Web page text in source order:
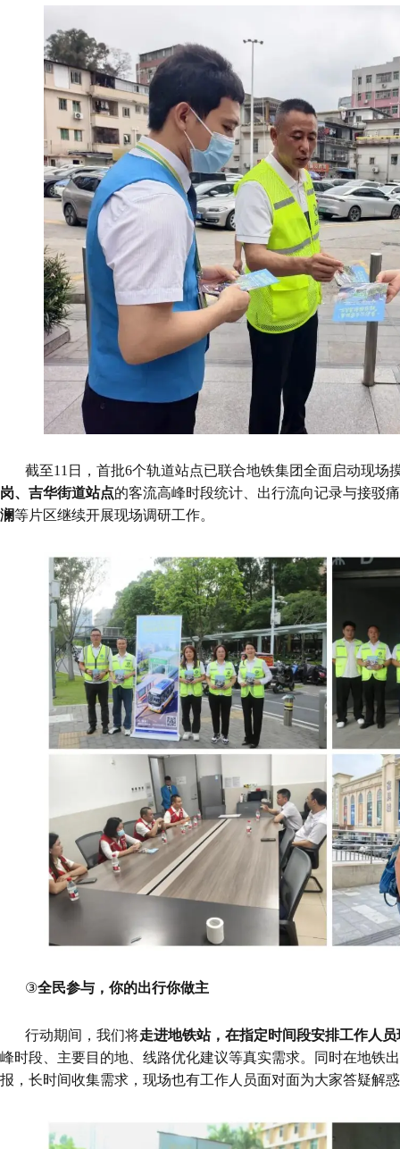
截至11日，首批6个轨道站点已联合地铁集团全面启动现场
岗、吉华街道站点的客流高峰时段统计、出行流向记录与接驳
澜等片区继续开展现场调研工作。
③全民参与，你的出行你做主
行动期间，我们将走进地铁站，在指定时间段安排工作人
峰时段、主要目的地、线路优化建议等真实需求。同时在地铁
报，长时间收集需求，现场也有工作人员面对面为大家答疑解